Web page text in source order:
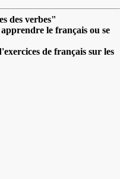
des verbes"
le français ou se
de français sur les